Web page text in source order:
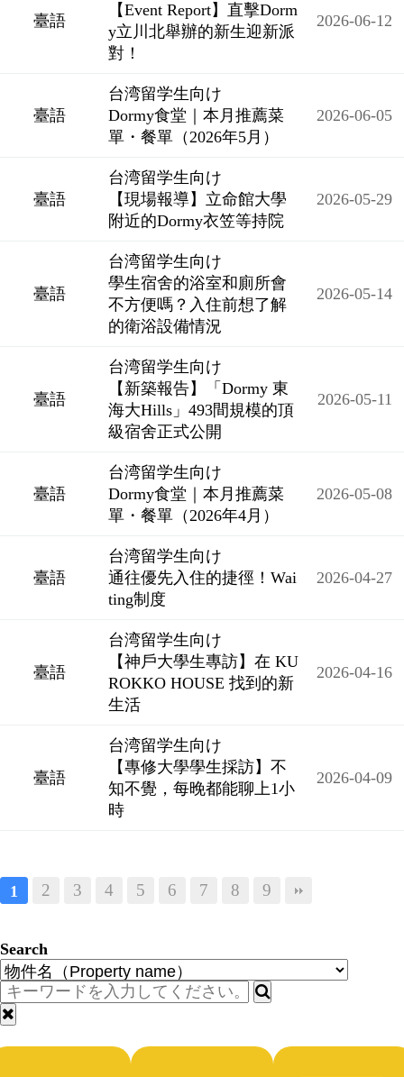
臺語
【Event Report】直擊Dorm
y立川北舉辦的新生迎新派
對！
2026-06-12
臺語
台湾留学生向け
Dormy食堂｜本月推薦菜
單・餐單（2026年5月）
2026-06-05
臺語
台湾留学生向け
【現場報導】立命館大學
附近的Dormy衣笠等持院
2026-05-29
臺語
台湾留学生向け
學生宿舍的浴室和廁所會
不方便嗎？入住前想了解
的衛浴設備情況
2026-05-14
臺語
台湾留学生向け
【新築報告】「Dormy 東
海大Hills」493間規模的頂
級宿舍正式公開
2026-05-11
臺語
台湾留学生向け
Dormy食堂｜本月推薦菜
單・餐單（2026年4月）
2026-05-08
臺語
台湾留学生向け
通往優先入住的捷徑！Wai
ting制度
2026-04-27
臺語
台湾留学生向け
【神戶大學生專訪】在 KU
ROKKO HOUSE 找到的新
生活
2026-04-16
臺語
台湾留学生向け
【專修大學學生採訪】不
知不覺，每晚都能聊上1小
時
2026-04-09
1 2 3 4 5 6 7 8 9
Search